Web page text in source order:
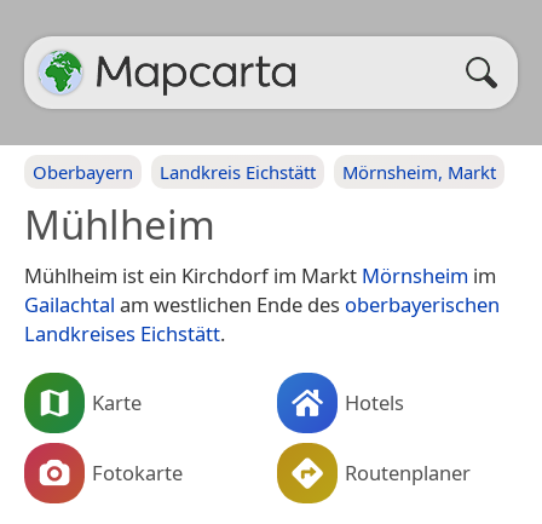
Oberbayern Landkreis Eichstätt Mörnsheim, Markt
Mühlheim
Mühlheim ist ein Kirchdorf im Markt Mörnsheim im
Gailachtal am westlichen Ende des oberbayerischen
Landkreises Eichstätt.
Karte Hotels
Fotokarte Routenplaner